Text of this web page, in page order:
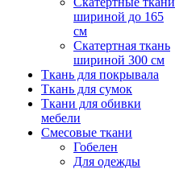
шириной до 165
см
Скатертная ткань
шириной 300 см
Ткань для покрывала
Ткань для сумок
Ткани для обивки
мебели
Смесовые ткани
Гобелен
Для одежды